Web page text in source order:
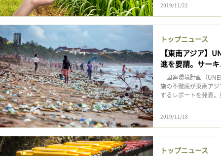
2019/11/22
トップニュース
【東南アジア】
進を要請。サー
国連環境計画（
施の不徹底が東南ア
するレポートを発表
2019/11/18
トップニュース
記事をお気に入りに保存するには
ログインが必要です
ログイン 会員登録